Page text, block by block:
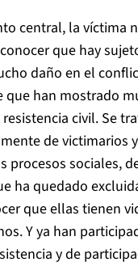
central, la víctima
que hay
daño en el
han mostrado
civil. Se
de victimarios
procesos sociales,
ha quedado
que ellas tienen
Y ya han
y de